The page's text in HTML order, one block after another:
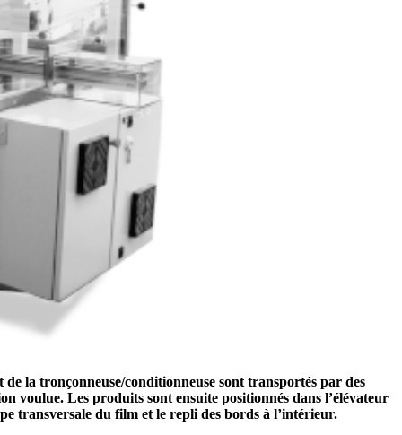
la tronçonneuse/conditionneuse sont transportés par des
voulue. Les produits sont ensuite positionnés dans l’élévateur
transversale du film et le repli des bords à l’intérieur.